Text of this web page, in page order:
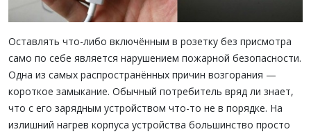
Оставлять что-либо включённым в розетку без присмотра
само по себе является нарушением пожарной безопасности.
Одна из самых распространённых причин возгорания —
короткое замыкание. Обычный потребитель вряд ли знает,
что с его зарядным устройством что-то не в порядке. На
излишний нагрев корпуса устройства большинство просто